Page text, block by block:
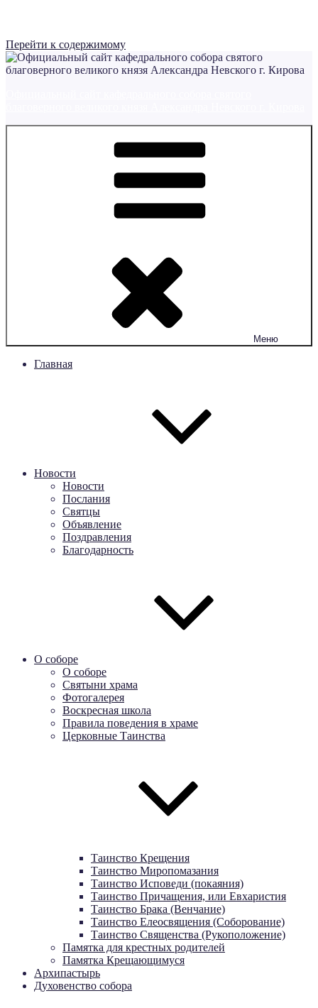
Перейти к содержимому
Меню
Главная
Новости
Новости
Послания
Святцы
Объявление
Поздравления
Благодарность
О соборе
О соборе
Святыни храма
Фотогалерея
Воскресная школа
Правила поведения в храме
Церковные Таинства
Таинство Крещения
Таинство Миропомазания
Таинство Исповеди (покаяния)
Таинство Причащения, или Евхаристия
Таинство Брака (Венчание)
Таинство Елеосвящения (Соборование)
Таинство Священства (Рукоположение)
Памятка для крестных родителей
Памятка Крещающимуся
Архипастырь
Духовенство собора